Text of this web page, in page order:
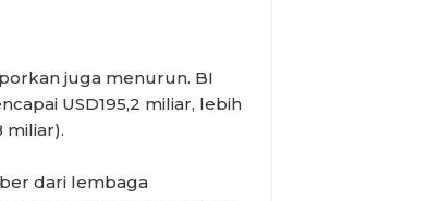
juga menurun. BI
USD195,2 miliar, lebih
miliar).
dari lembaga